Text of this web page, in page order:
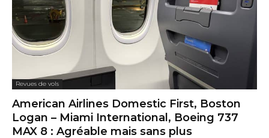
Revues de vols
American Airlines Domestic First, Boston
Logan – Miami International, Boeing 737
MAX 8 : Agréable mais sans plus